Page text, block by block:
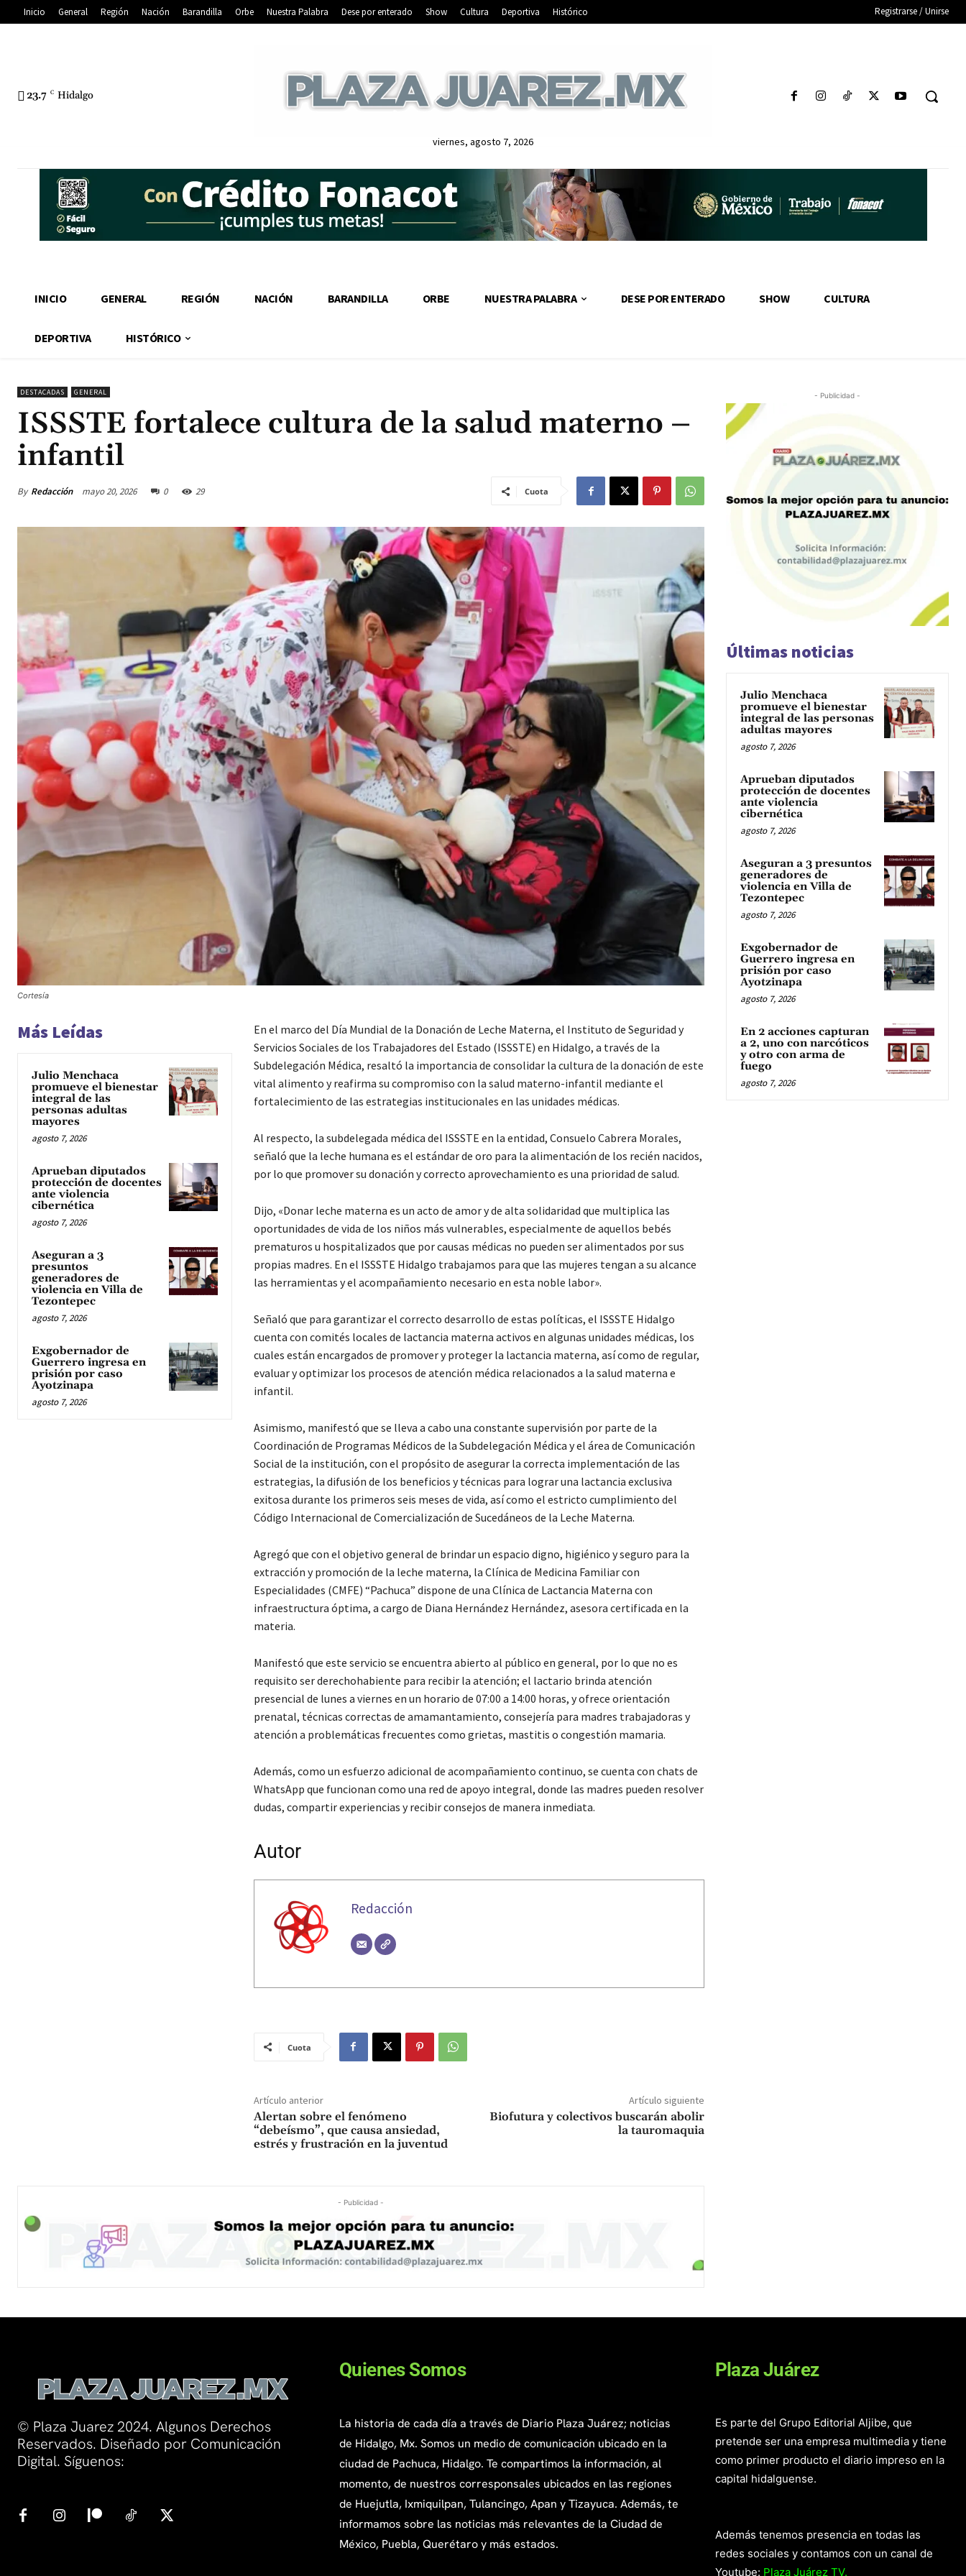
Inicio General Región Nación Barandilla Orbe Nuestra Palabra Dese por enterado Show Cultura Deportiva Histórico Registrarse / Unirse
23.7 C Hidalgo
viernes, agosto 7, 2026
INICIO GENERAL REGIÓN NACIÓN BARANDILLA ORBE NUESTRA PALABRA DESE POR ENTERADO SHOW CULTURA
DEPORTIVA HISTÓRICO
DESTACADAS GENERAL
ISSSTE fortalece cultura de la salud materno –
infantil
By Redacción mayo 20, 2026 0 29 Cuota
Cortesía
Más Leídas
Julio Menchaca
promueve el bienestar
integral de las
personas adultas
mayores
agosto 7, 2026
Aprueban diputados
protección de docentes
ante violencia
cibernética
agosto 7, 2026
Aseguran a 3
presuntos
generadores de
violencia en Villa de
Tezontepec
agosto 7, 2026
Exgobernador de
Guerrero ingresa en
prisión por caso
Ayotzinapa
agosto 7, 2026
En el marco del Día Mundial de la Donación de Leche Materna, el Instituto de Seguridad y
Servicios Sociales de los Trabajadores del Estado (ISSSTE) en Hidalgo, a través de la
Subdelegación Médica, resaltó la importancia de consolidar la cultura de la donación de este
vital alimento y reafirma su compromiso con la salud materno-infantil mediante el
fortalecimiento de las estrategias institucionales en las unidades médicas.
Al respecto, la subdelegada médica del ISSSTE en la entidad, Consuelo Cabrera Morales,
señaló que la leche humana es el estándar de oro para la alimentación de los recién nacidos,
por lo que promover su donación y correcto aprovechamiento es una prioridad de salud.
Dijo, «Donar leche materna es un acto de amor y de alta solidaridad que multiplica las
oportunidades de vida de los niños más vulnerables, especialmente de aquellos bebés
prematuros u hospitalizados que por causas médicas no pueden ser alimentados por sus
propias madres. En el ISSSTE Hidalgo trabajamos para que las mujeres tengan a su alcance
las herramientas y el acompañamiento necesario en esta noble labor».
Señaló que para garantizar el correcto desarrollo de estas políticas, el ISSSTE Hidalgo
cuenta con comités locales de lactancia materna activos en algunas unidades médicas, los
cuales están encargados de promover y proteger la lactancia materna, así como de regular,
evaluar y optimizar los procesos de atención médica relacionados a la salud materna e
infantil.
Asimismo, manifestó que se lleva a cabo una constante supervisión por parte de la
Coordinación de Programas Médicos de la Subdelegación Médica y el área de Comunicación
Social de la institución, con el propósito de asegurar la correcta implementación de las
estrategias, la difusión de los beneficios y técnicas para lograr una lactancia exclusiva
exitosa durante los primeros seis meses de vida, así como el estricto cumplimiento del
Código Internacional de Comercialización de Sucedáneos de la Leche Materna.
Agregó que con el objetivo general de brindar un espacio digno, higiénico y seguro para la
extracción y promoción de la leche materna, la Clínica de Medicina Familiar con
Especialidades (CMFE) “Pachuca” dispone de una Clínica de Lactancia Materna con
infraestructura óptima, a cargo de Diana Hernández Hernández, asesora certificada en la
materia.
Manifestó que este servicio se encuentra abierto al público en general, por lo que no es
requisito ser derechohabiente para recibir la atención; el lactario brinda atención
presencial de lunes a viernes en un horario de 07:00 a 14:00 horas, y ofrece orientación
prenatal, técnicas correctas de amamantamiento, consejería para madres trabajadoras y
atención a problemáticas frecuentes como grietas, mastitis o congestión mamaria.
Además, como un esfuerzo adicional de acompañamiento continuo, se cuenta con chats de
WhatsApp que funcionan como una red de apoyo integral, donde las madres pueden resolver
dudas, compartir experiencias y recibir consejos de manera inmediata.
Autor
Redacción
Cuota
Artículo anterior
Alertan sobre el fenómeno
“debeísmo”, que causa ansiedad,
estrés y frustración en la juventud
Artículo siguiente
Biofutura y colectivos buscarán abolir
la tauromaquia
- Publicidad -
- Publicidad -
Últimas noticias
Julio Menchaca
promueve el bienestar
integral de las personas
adultas mayores
agosto 7, 2026
Aprueban diputados
protección de docentes
ante violencia
cibernética
agosto 7, 2026
Aseguran a 3 presuntos
generadores de
violencia en Villa de
Tezontepec
agosto 7, 2026
Exgobernador de
Guerrero ingresa en
prisión por caso
Ayotzinapa
agosto 7, 2026
En 2 acciones capturan
a 2, uno con narcóticos
y otro con arma de
fuego
agosto 7, 2026
© Plaza Juarez 2024. Algunos Derechos
Reservados. Diseñado por Comunicación
Digital. Síguenos:
Quienes Somos
La historia de cada día a través de Diario Plaza Juárez; noticias
de Hidalgo, Mx. Somos un medio de comunicación ubicado en la
ciudad de Pachuca, Hidalgo. Te compartimos la información, al
momento, de nuestros corresponsales ubicados en las regiones
de Huejutla, Ixmiquilpan, Tulancingo, Apan y Tizayuca. Además, te
informamos sobre las noticias más relevantes de la Ciudad de
México, Puebla, Querétaro y más estados.
Plaza Juárez
Es parte del Grupo Editorial Aljibe, que
pretende ser una empresa multimedia y tiene
como primer producto el diario impreso en la
capital hidalguense.
Además tenemos presencia en todas las
redes sociales y contamos con un canal de
Youtube: Plaza Juárez TV.